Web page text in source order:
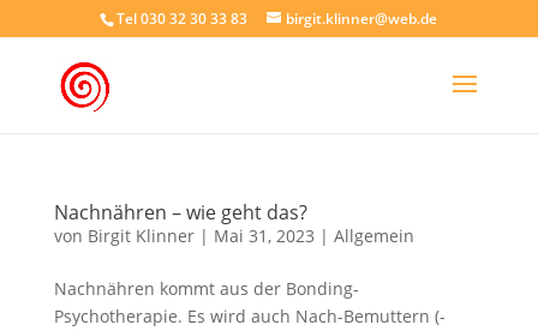
Tel 030 32 30 33 83 birgit.klinner@web.de
Nachnähren – wie geht das?
von Birgit Klinner| Mai 31, 2023 | Allgemein
Nachnähren kommt aus der Bonding-
Psychotherapie. Es wird auch Nach-Bemuttern (-